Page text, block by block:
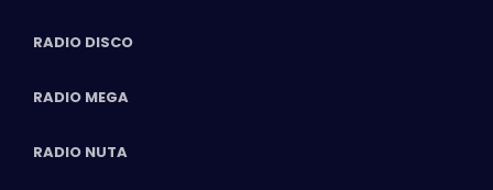
RADIO DISCO
RADIO MEGA
RADIO NUTA